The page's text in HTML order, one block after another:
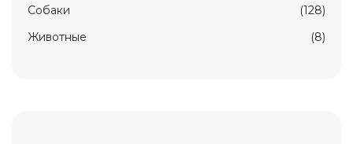
Собаки
(128)
Животные
(8)